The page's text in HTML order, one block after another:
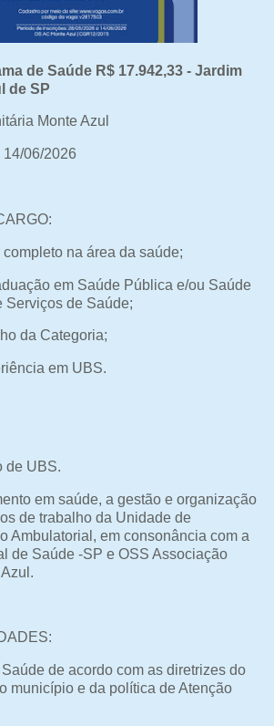
de Saúde R$ 17.942,33 - Jardim
de SP
Monte Azul
14/06/2026
na área da saúde;
em Saúde Pública e/ou Saúde
Serviços de Saúde;
da Categoria;
em UBS.
de UBS.
em saúde, a gestão e organização
de trabalho da Unidade de
Ambulatorial, em consonância com a
de Saúde -SP e OSS Associação
de acordo com as diretrizes do
município e da política de Atenção